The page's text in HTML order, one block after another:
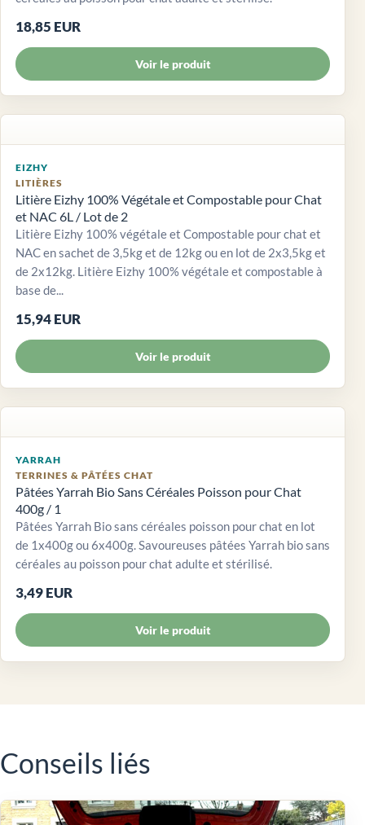
18,85 EUR
Voir le produit
EIZHY
LITIÈRES
Litière Eizhy 100% Végétale et Compostable pour Chat
et NAC 6L / Lot de 2
Litière Eizhy 100% végétale et Compostable pour chat et
NAC en sachet de 3,5kg et de 12kg ou en lot de 2x3,5kg et
de 2x12kg. Litière Eizhy 100% végétale et compostable à
base de...
15,94 EUR
Voir le produit
YARRAH
TERRINES & PÂTÉES CHAT
Pâtées Yarrah Bio Sans Céréales Poisson pour Chat
400g / 1
Pâtées Yarrah Bio sans céréales poisson pour chat en lot
de 1x400g ou 6x400g. Savoureuses pâtées Yarrah bio sans
céréales au poisson pour chat adulte et stérilisé.
3,49 EUR
Voir le produit
Conseils liés